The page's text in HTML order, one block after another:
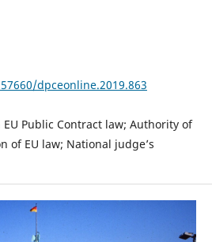
dpceonline.2019.863
EU Public Contract law; Authority of
of EU law; National judge’s